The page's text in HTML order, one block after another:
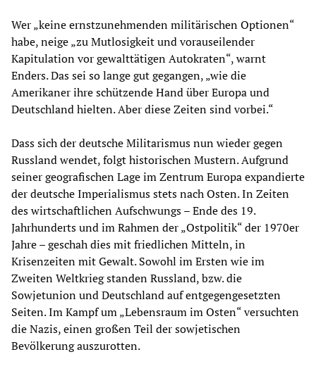
Wer „keine ernstzunehmenden militärischen Optionen“
habe, neige „zu Mutlosigkeit und vorauseilender
Kapitulation vor gewalttätigen Autokraten“, warnt
Enders. Das sei so lange gut gegangen, „wie die
Amerikaner ihre schützende Hand über Europa und
Deutschland hielten. Aber diese Zeiten sind vorbei.“
Dass sich der deutsche Militarismus nun wieder gegen
Russland wendet, folgt historischen Mustern. Aufgrund
seiner geografischen Lage im Zentrum Europa expandierte
der deutsche Imperialismus stets nach Osten. In Zeiten
des wirtschaftlichen Aufschwungs – Ende des 19.
Jahrhunderts und im Rahmen der „Ostpolitik“ der 1970er
Jahre – geschah dies mit friedlichen Mitteln, in
Krisenzeiten mit Gewalt. Sowohl im Ersten wie im
Zweiten Weltkrieg standen Russland, bzw. die
Sowjetunion und Deutschland auf entgegengesetzten
Seiten. Im Kampf um „Lebensraum im Osten“ versuchten
die Nazis, einen großen Teil der sowjetischen
Bevölkerung auszurotten.